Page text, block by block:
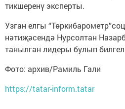
тикшеренү эксперты.
Узган елгы
нәтиҗәсендә Нурсолтан
танылган лидеры булып
Фото: архив/Рамиль Гали
https://tatar-inform.tatar